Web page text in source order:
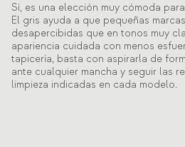
Sí, es una elección muy cómoda
El gris ayuda a que pequeñas
desapercibidas que en tonos muy
apariencia cuidada con menos
tapicería, basta con aspirarla de
ante cualquier mancha y seguir las
limpieza indicadas en cada modelo.